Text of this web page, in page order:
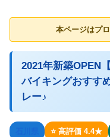
本ページはプ
2021年新築OPEN
バイキングおすす
レー♪
⭐ 高評価 4.4★